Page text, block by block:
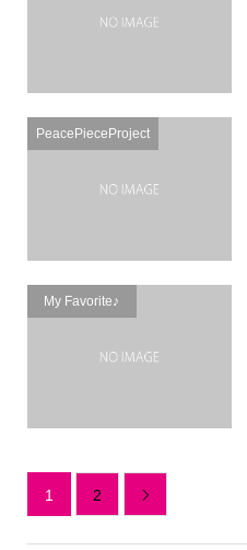
PeacePieceProject
My Favorite♪
1 2 